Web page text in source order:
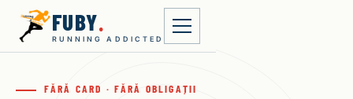
FUBY.
RUNNING ADDICTED
FĂRĂ CARD · FĂRĂ OBLIGAȚII